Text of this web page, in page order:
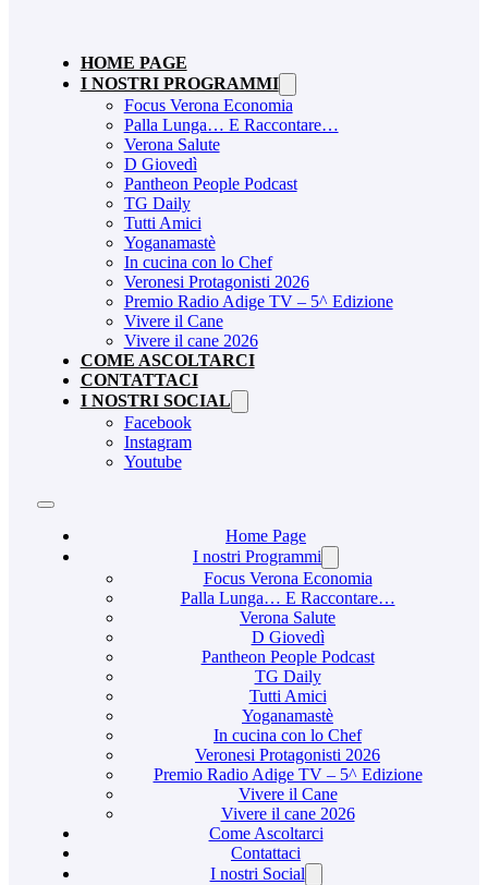
HOME PAGE
I NOSTRI PROGRAMMI
Focus Verona Economia
Palla Lunga… E Raccontare…
Verona Salute
D Giovedì
Pantheon People Podcast
TG Daily
Tutti Amici
Yoganamastè
In cucina con lo Chef
Veronesi Protagonisti 2026
Premio Radio Adige TV – 5^ Edizione
Vivere il Cane
Vivere il cane 2026
COME ASCOLTARCI
CONTATTACI
I NOSTRI SOCIAL
Facebook
Instagram
Youtube
Home Page
I nostri Programmi
Focus Verona Economia
Palla Lunga… E Raccontare…
Verona Salute
D Giovedì
Pantheon People Podcast
TG Daily
Tutti Amici
Yoganamastè
In cucina con lo Chef
Veronesi Protagonisti 2026
Premio Radio Adige TV – 5^ Edizione
Vivere il Cane
Vivere il cane 2026
Come Ascoltarci
Contattaci
I nostri Social